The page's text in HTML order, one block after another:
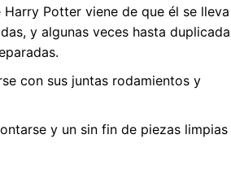
Potter viene de que él se
y algunas veces hasta
con sus juntas rodamientos y
y un sin fin de piezas limpias